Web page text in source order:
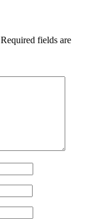
Required fields are